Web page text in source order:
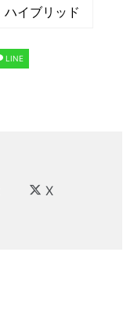
ハイブリッド
LINE
X